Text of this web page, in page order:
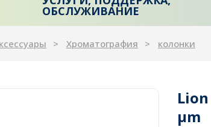
ОБСЛУЖИВАНИЕ
Хроматография колонки
µm